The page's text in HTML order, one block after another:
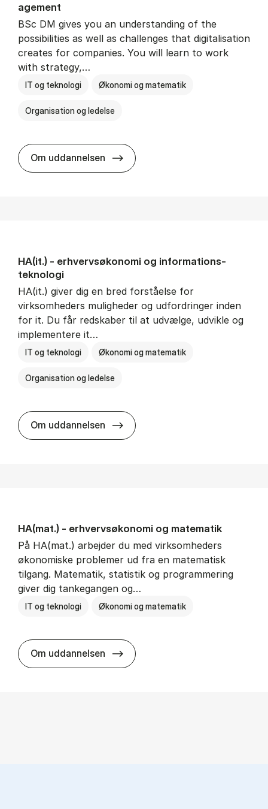
age­ment
BSc DM gives you an understanding of the
possibilities as well as challenges that digitalisation
creates for companies. You will learn to work
with strategy,…
IT og teknologi Økonomi og matematik
Organisation og ledelse
Om uddannelsen BSc in Busi­ness Ad­min­is­tra­tion
HA(it.) - erhvervs­økonomi og informations­
teknologi
HA(it.) giver dig en bred forståelse for
virksomheders muligheder og udfordringer inden
for it. Du får redskaber til at udvælge, udvikle og
implementere it…
IT og teknologi Økonomi og matematik
Organisation og ledelse
Om uddannelsen HA(it.) - erhvervs­økonomi og
HA(mat.) - erhvervs­økonomi og ma­te­ma­tik
På HA(mat.) arbejder du med virksomheders
økonomiske problemer ud fra en matematisk
tilgang. Matematik, statistik og programmering
giver dig tankegangen og…
IT og teknologi Økonomi og matematik
Om uddannelsen HA(mat.) - erhvervs­økonomi og